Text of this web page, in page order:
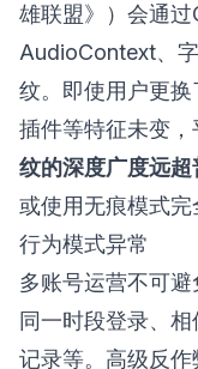
雄联盟》）会通过
AudioContext、
纹。即使用户更换
插件等特征未变，
纹的深度广度远超
或使用无痕模式完
行为模式异常
多账号运营不可
同一时段登录、
记录等。高级反